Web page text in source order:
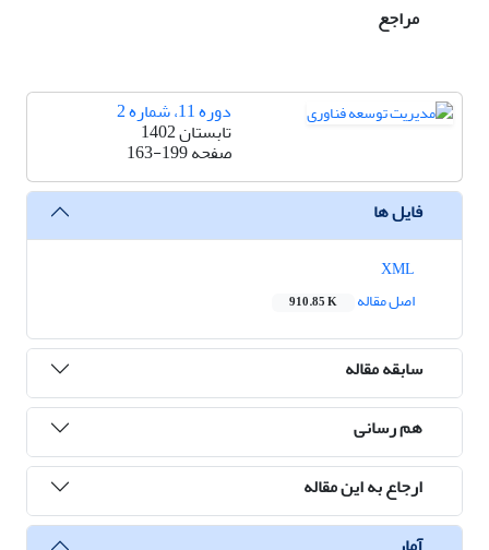
مراجع
دوره 11، شماره 2
تابستان 1402
صفحه163-199
فایل ها
اصل مقاله
910.85 K
سابقه مقاله
هم رسانی
ارجاع به این مقاله